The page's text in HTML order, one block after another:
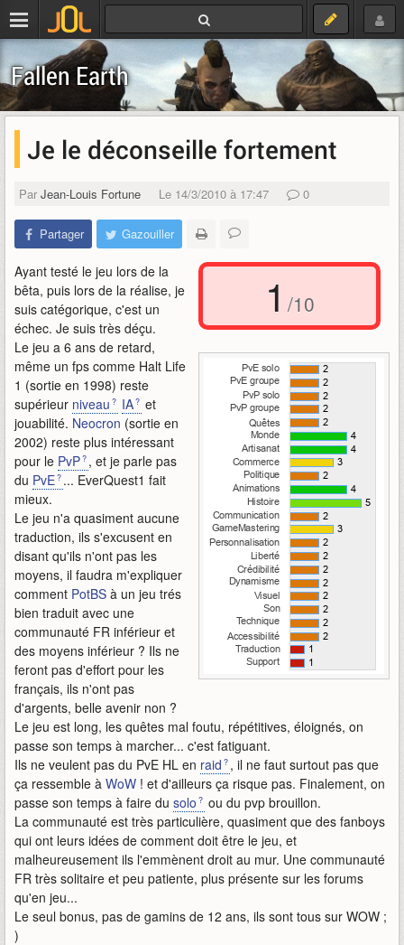
Fallen Earth
Je le déconseille fortement
Par Jean-Louis Fortune Le 14/3/2010 à 17:47 0
Partager Gazouiller
1 /10
Ayant testé le jeu lors de la
bêta, puis lors de la réalise, je
suis catégorique, c'est un
échec. Je suis très déçu.
Le jeu a 6 ans de retard,
même un fps comme Halt Life
1 (sortie en 1998) reste
supérieur niveau IA
et
jouabilité. Neocron (sortie en
2002) reste plus intéressant
pour le PvP , et je parle pas
du PvE ... EverQuest1 fait
mieux.
Le jeu n'a quasiment aucune
traduction, ils s'excusent en
disant qu'ils n'ont pas les
moyens, il faudra m'expliquer
comment PotBS à un jeu trés
bien traduit avec une
communauté FR inférieur et
des moyens inférieur ? Ils ne
feront pas d'effort pour les
français, ils n'ont pas
d'argents, belle avenir non ?
Le jeu est long, les quêtes mal foutu, répétitives, éloignés, on
passe son temps à marcher... c'est fatiguant.
Ils ne veulent pas du PvE HL en raid , il ne faut surtout pas que
ça ressemble à WoW ! et d'ailleurs ça risque pas. Finalement, on
passe son temps à faire du solo
ou du pvp brouillon.
La communauté est très particulière, quasiment que des fanboys
qui ont leurs idées de comment doit être le jeu, et
malheureusement ils l'emmènent droit au mur. Une communauté
FR très solitaire et peu patiente, plus présente sur les forums
qu'en jeu...
Le seul bonus, pas de gamins de 12 ans, ils sont tous sur WOW ;
)